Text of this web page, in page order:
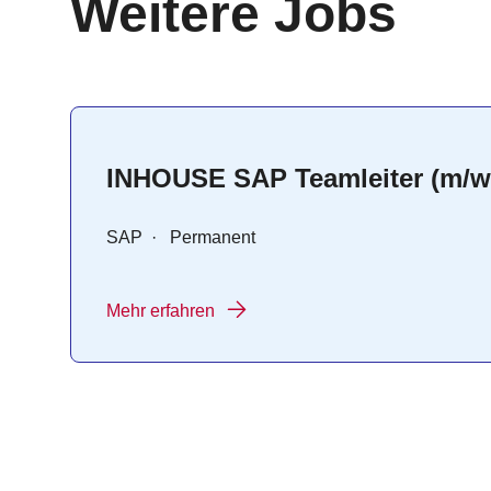
:
Weitere Jobs
INHOUSE SAP Teamleiter (m/
SAP · Permanent
Mehr erfahren